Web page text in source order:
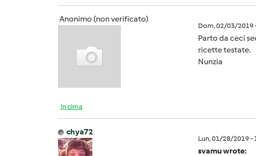
Anonimo (non verificato)
Dom, 02/03/2019
Parto da ceci
ricette testate.
Nunzia
In cima
chya72
Lun, 01/28/2019 -
svamu wrote: